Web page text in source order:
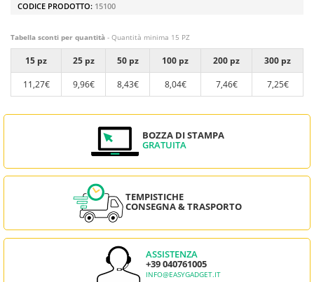
CODICE PRODOTTO: 15100
Tabella sconti per quantità - Quantità minima 15 PZ
15 pz 25 pz 50 pz 100 pz 200 pz
300 pz
11,27€
9,96€ 8,43€ 8,04€ 7,46€ 7,25€
BOZZA DI STAMPA
GRATUITA
TEMPISTICHE
CONSEGNA & TRASPORTO
ASSISTENZA
+39 040761005
INFO@EASYGADGET.IT